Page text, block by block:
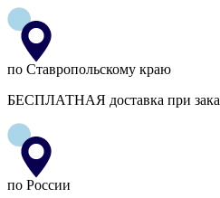
по Ставропольскому краю
БЕСПЛАТНАЯ доставка при
по России